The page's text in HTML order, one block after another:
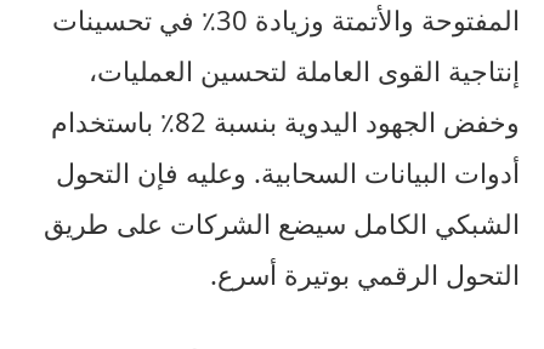
المفتوحة والأتمتة وزيادة 30٪ في تحسينات
إنتاجية القوى العاملة لتحسين العمليات،
وخفض الجهود اليدوية بنسبة 82٪ باستخدام
أدوات البيانات السحابية. وعليه فإن التحول
الشبكي الكامل سيضع الشركات على طريق
التحول الرقمي بوتيرة أسرع.